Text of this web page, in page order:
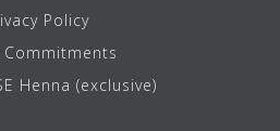
Policy
Commitments
Henna (exclusive)